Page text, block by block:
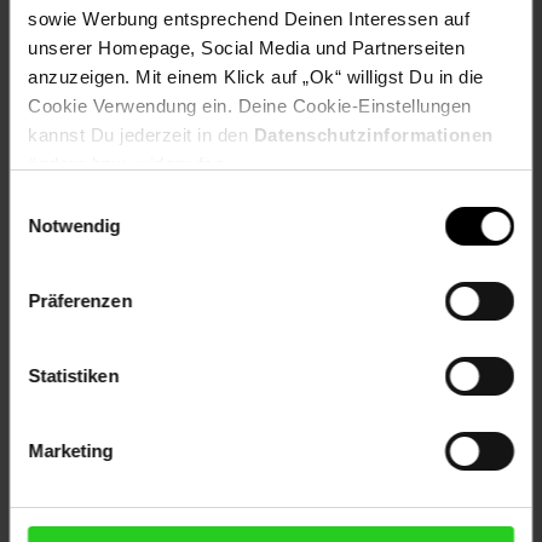
sowie Werbung entsprechend Deinen Interessen auf
unserer Homepage, Social Media und Partnerseiten
anzuzeigen. Mit einem Klick auf „Ok“ willigst Du in die
Cookie Verwendung ein. Deine Cookie-Einstellungen
kannst Du jederzeit in den Datenschutzinformationen
Notwendig
Präferenzen
Statistiken
Marketing
Ringgröße-: 052 (16,6)
Artikelnummer: 2556023000
EAN: 4006046258500
Artikel gehört zur Kategorie:Ringe